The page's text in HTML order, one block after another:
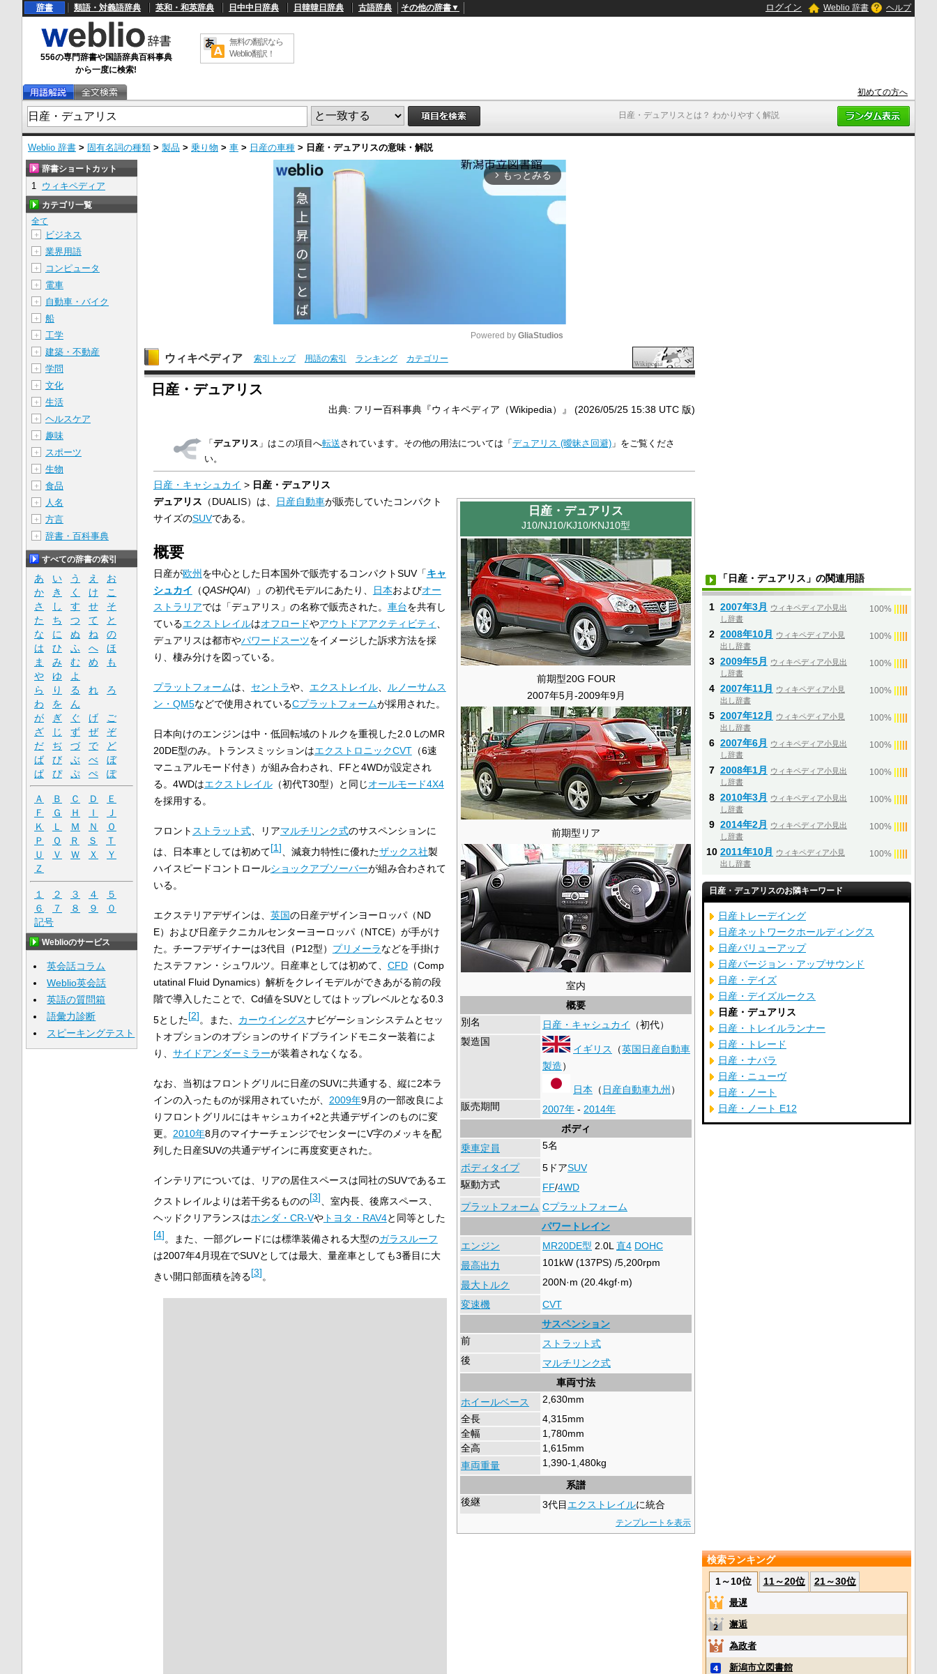
日産・デュアリスとは？ わかりやすく解説
辞書 類語・対義語辞典 英和・和英辞典 日中中日辞典 日韓韓日辞典 古語辞典 その他の辞書▼ ログイン Weblio 辞書 ヘルプ
556の専門辞書や国語辞典百科事典
から一度に検索!
無料の翻訳なら
Weblio翻訳！
初めての方へ
Weblio 辞書 > 固有名詞の種類 > 製品 > 乗り物 > 車 > 日産の車種 > 日産・デュアリスの意味・解説
arrow_forward_ios もっとみる
M
t
Powered by GliaStudios
ウィキペディア 索引トップ 用語の索引 ランキング カテゴリー
日産・デュアリス
出典: フリー百科事典『ウィキペディア（Wikipedia）』 (2026/05/25 15:38 UTC 版)
「 デュアリス 」はこの項目へ転送されています。その他の用法については「 デュアリス (曖昧さ回避)」をご覧くださ
い。
日産・キャシュカイ > 日産・デュアリス
日産・デュアリス
J10/NJ10/KJ10/KNJ10型
前期型20G FOUR
2007年5月-2009年9月
前期型リア
室内
概要
別名
日産・キャシュカイ
（初代）
製造国
イギリス （英国日産自動車
製造）
日本 （ 日産自動車九州 ）
販売期間
2007年 - 2014年
ボディ
乗車定員
5名
ボディタイプ
5ドアSUV
駆動方式
FF/4WD
プラットフォーム Cプラットフォーム
パワートレイン
エンジン
MR20DE型 2.0L 直4 DOHC
最高出力
101kW (137PS) /5,200rpm
最大トルク
200N·m (20.4kgf·m)
変速機
CVT
サスペンション
前
ストラット式
後
マルチリンク式
車両寸法
ホイールベース
2,630mm
全長
4,315mm
全幅
1,780mm
全高
1,615mm
車両重量
1,390-1,480kg
系譜
後継
3代目 エクストレイルに統合
テンプレートを表示
デュアリス （DUALIS）は、 日産自動車が販売していたコンパクト
サイズのSUVである。
概要
日産が欧州 を中心とした日本国外で販売するコンパクトSUV「キャ
シュカイ （QASHQAI）」の初代モデルにあたり、 日本およびオー
ストラリアでは「デュアリス」の名称で販売された。 車台を共有し
ているエクストレイルはオフロードやアウトドアアクティビティ
デュアリスは都市やパワードスーツをイメージした訴求方法を採
り、棲み分けを図っている。
プラットフォームは、 セントラや、 エクストレイル、
ルノーサムス
ン・QM5などで使用されているCプラットフォームが採用された。
日本向けのエンジンは中・低回転域のトルクを重視した2.0 LのMR
20DE型のみ。トランスミッションはエクストロニックCVT（6速
マニュアルモード付き）が組み合わされ、FFと4WDが設定され
る。4WDはエクストレイル（初代T30型）と同じオールモード4X4
を採用する。
フロント ストラット式、リアマルチリンク式のサスペンションに
は、日本車としては初めて[1]、減衰力特性に優れたザックス社製
ハイスピードコントロールショックアブソーバーが組み合わされて
いる。
エクステリアデザインは、 英国の日産デザインヨーロッパ（ND
E）および日産テクニカルセンターヨーロッパ（NTCE）が手がけ
た。チーフデザイナーは3代目（P12型） プリメーラなどを手掛け
たステファン・シュワルツ。日産車としては初めて、 CFD（Comp
utatinal Fluid Dynamics）解析をクレイモデルができあがる前の段
階で導入したことで、Cd値をSUVとしてはトップレベルとなる0.3
5とした[2]。また、 カーウイングスナビゲーションシステムとセッ
トオプションのオプションのサイドブラインドモニター装着によ
り、 サイドアンダーミラーが装着されなくなる。
なお、当初はフロントグリルに日産のSUVに共通する、縦に2本ラ
インの入ったものが採用されていたが、 2009年9月の一部改良によ
りフロントグリルにはキャシュカイ+2と共通デザインのものに変
更。 2010年8月のマイナーチェンジでセンターにV字のメッキを配
列した日産SUVの共通デザインに再度変更された。
インテリアについては、リアの居住スペースは同社のSUVであるエ
クストレイルよりは若干劣るものの[3]、室内長、後席スペース、
ヘッドクリアランスはホンダ・CR-Vやトヨタ・RAV4と同等とした
[4]。また、一部グレードには標準装備される大型のガラスルーフ
は2007年4月現在でSUVとしては最大、量産車としても3番目に大
きい開口部面積を誇る[3]。
辞書ショートカット
1 ウィキペディア
カテゴリ一覧
全て
＋
ビジネス
＋ 業界用語
＋ コンピュータ
＋ 電車
＋ 自動車・バイク
＋ 船
＋ 工学
＋ 建築・不動産
＋ 学問
＋ 文化
＋ 生活
＋ ヘルスケア
＋ 趣味
＋ スポーツ
＋ 生物
＋ 食品
＋ 人名
＋ 方言
＋ 辞書・百科事典
すべての辞書の索引
あ い う え
お
か
き く け
こ
さ
し す せ
そ
た
ち つ て
と
な
に ぬ ね
の
は
ひ ふ へ
ほ
ま
み む め
も
や
ゆ
よ
ら
り る れ
ろ
わ
を
ん
が
ぎ ぐ げ
ご
ざ
じ ず ぜ
ぞ
だ
ぢ づ で
ど
ば
び ぶ べ
ぼ
ぱ
ぴ ぷ ぺ ぽ
Ａ Ｂ Ｃ Ｄ
Ｅ
Ｆ
Ｇ Ｈ Ｉ
Ｊ
Ｋ
Ｌ Ｍ Ｎ
Ｏ
Ｐ
Ｑ Ｒ Ｓ
Ｔ
Ｕ
Ｖ Ｗ Ｘ
Ｙ
Ｚ
１ ２ ３ ４
５
６
７ ８ ９
０
記号
Weblioのサービス
英会話コラム
Weblio英会話
英語の質問箱
語彙力診断
スピーキングテスト
「日産・デュアリス」の関連用語
1 2007年3月
ウィキペディア小見出
し辞書
100%
2 2008年10月
ウィキペディア小見
出し辞書
100%
3 2009年5月
ウィキペディア小見出
し辞書
100%
4 2007年11月
ウィキペディア小見
出し辞書
100%
5 2007年12月
ウィキペディア小見
出し辞書
100%
6 2007年6月
ウィキペディア小見出
し辞書
100%
7 2008年1月
ウィキペディア小見出
し辞書
100%
8 2010年3月
ウィキペディア小見出
し辞書
100%
9 2014年2月
ウィキペディア小見出
し辞書
100%
10 2011年10月
ウィキペディア小見
出し辞書
100%
日産・デュアリスのお隣キーワード
日産トレーデイング
日産ネットワークホールディングス
日産バリューアップ
日産バージョン・アップサウンド
日産・デイズ
日産・デイズルークス
日産・デュアリス
日産・トレイルランナー
日産・トレード
日産・ナバラ
日産・ニューヴ
日産・ノート
日産・ノート E12
検索ランキング
1～10位
11～20位 21～30位
最遅
邂逅
為政者
新潟市立図書館